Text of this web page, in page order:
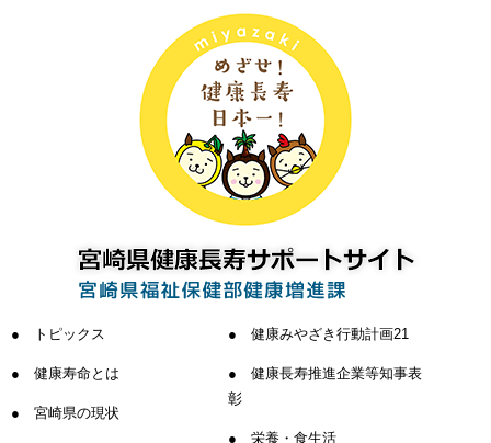
トピックス
健康寿命とは
宮崎県の現状
健康みやざき行動計画21
健康長寿推進企業等知事表
彰
栄養・食生活